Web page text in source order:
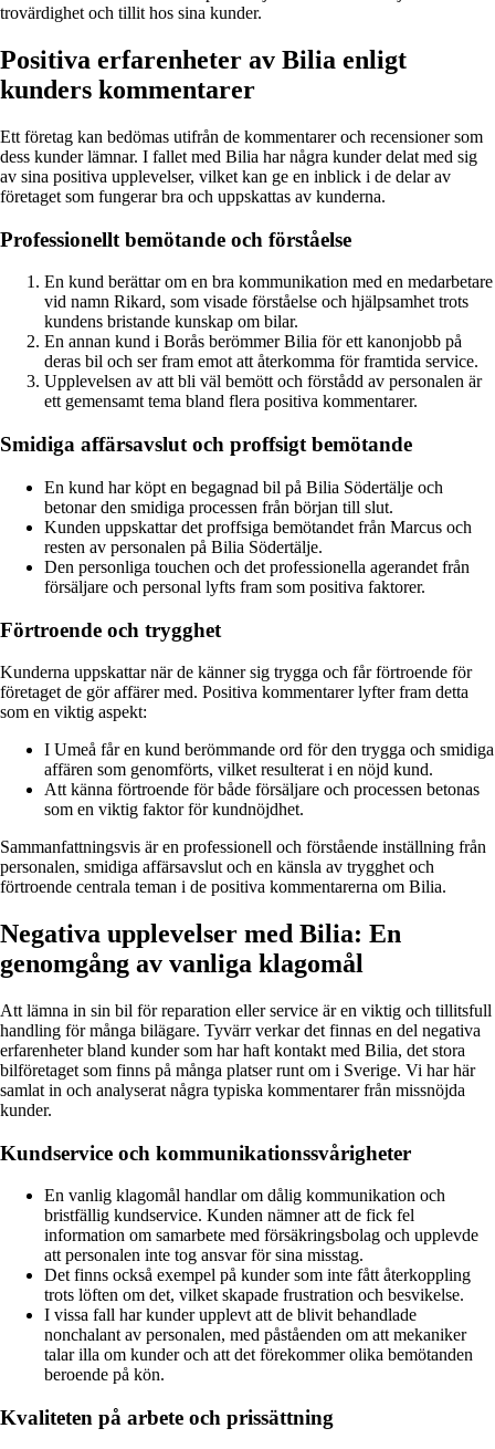
trovärdighet och tillit hos sina kunder.
Positiva erfarenheter av Bilia enligt
kunders kommentarer
Ett företag kan bedömas utifrån de kommentarer och recensioner som
dess kunder lämnar. I fallet med Bilia har några kunder delat med sig
av sina positiva upplevelser, vilket kan ge en inblick i de delar av
företaget som fungerar bra och uppskattas av kunderna.
Professionellt bemötande och förståelse
En kund berättar om en bra kommunikation med en medarbetare
vid namn Rikard, som visade förståelse och hjälpsamhet trots
kundens bristande kunskap om bilar.
En annan kund i Borås berömmer Bilia för ett kanonjobb på
deras bil och ser fram emot att återkomma för framtida service.
Upplevelsen av att bli väl bemött och förstådd av personalen är
ett gemensamt tema bland flera positiva kommentarer.
Smidiga affärsavslut och proffsigt bemötande
En kund har köpt en begagnad bil på Bilia Södertälje och
betonar den smidiga processen från början till slut.
Kunden uppskattar det proffsiga bemötandet från Marcus och
resten av personalen på Bilia Södertälje.
Den personliga touchen och det professionella agerandet från
försäljare och personal lyfts fram som positiva faktorer.
Förtroende och trygghet
Kunderna uppskattar när de känner sig trygga och får förtroende för
företaget de gör affärer med. Positiva kommentarer lyfter fram detta
som en viktig aspekt:
I Umeå får en kund berömmande ord för den trygga och smidiga
affären som genomförts, vilket resulterat i en nöjd kund.
Att känna förtroende för både försäljare och processen betonas
som en viktig faktor för kundnöjdhet.
Sammanfattningsvis är en professionell och förstående inställning från
personalen, smidiga affärsavslut och en känsla av trygghet och
förtroende centrala teman i de positiva kommentarerna om Bilia.
Negativa upplevelser med Bilia: En
genomgång av vanliga klagomål
Att lämna in sin bil för reparation eller service är en viktig och tillitsfull
handling för många bilägare. Tyvärr verkar det finnas en del negativa
erfarenheter bland kunder som har haft kontakt med Bilia, det stora
bilföretaget som finns på många platser runt om i Sverige. Vi har här
samlat in och analyserat några typiska kommentarer från missnöjda
kunder.
Kundservice och kommunikationssvårigheter
En vanlig klagomål handlar om dålig kommunikation och
bristfällig kundservice. Kunden nämner att de fick fel
information om samarbete med försäkringsbolag och upplevde
att personalen inte tog ansvar för sina misstag.
Det finns också exempel på kunder som inte fått återkoppling
trots löften om det, vilket skapade frustration och besvikelse.
I vissa fall har kunder upplevt att de blivit behandlade
nonchalant av personalen, med påståenden om att mekaniker
talar illa om kunder och att det förekommer olika bemötanden
beroende på kön.
Kvaliteten på arbete och prissättning